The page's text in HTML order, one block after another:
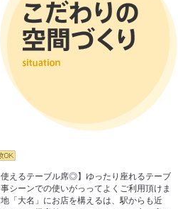
使えるテーブル席◎】ゆったり座れるテーブ
シーンでの使いがっってよくご利用頂けま
「大名」にお店を構えるは、駅からも近